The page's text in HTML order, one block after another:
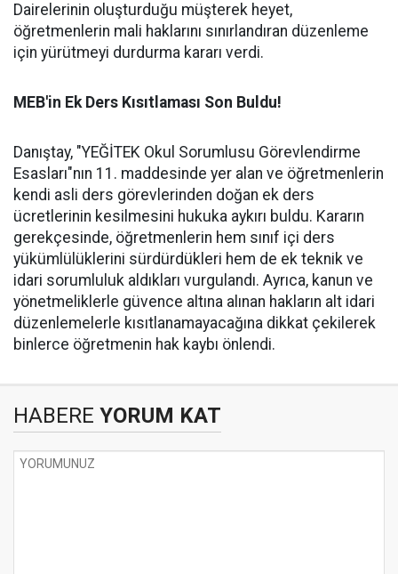
Dairelerinin oluşturduğu müşterek heyet,
öğretmenlerin mali haklarını sınırlandıran düzenleme
için yürütmeyi durdurma kararı verdi.
MEB'in Ek Ders Kısıtlaması Son Buldu!
Danıştay, "YEĞİTEK Okul Sorumlusu Görevlendirme
Esasları"nın 11. maddesinde yer alan ve öğretmenlerin
kendi asli ders görevlerinden doğan ek ders
ücretlerinin kesilmesini hukuka aykırı buldu. Kararın
gerekçesinde, öğretmenlerin hem sınıf içi ders
yükümlülüklerini sürdürdükleri hem de ek teknik ve
idari sorumluluk aldıkları vurgulandı. Ayrıca, kanun ve
yönetmeliklerle güvence altına alınan hakların alt idari
düzenlemelerle kısıtlanamayacağına dikkat çekilerek
binlerce öğretmenin hak kaybı önlendi.
HABERE YORUM KAT